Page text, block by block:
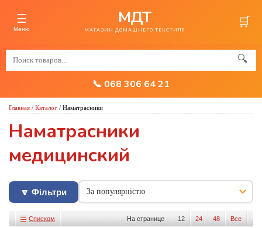
☰
Меню
МДТ
МАГАЗИН ДОМАШНЕГО ТЕКСТИЛЯ 🛒
🔍
📞 068 306 64 21
Главная / Каталог / Наматрасники
Наматрасники
медицинский
🔽 Фільтри
На странице 12 24 48 Все
Списком